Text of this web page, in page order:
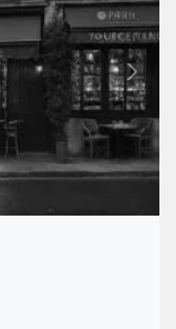
Suivant